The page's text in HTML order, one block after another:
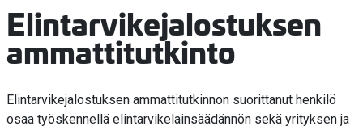
Elintarvikejalostuksen
ammattitutkinto
Elintarvikejalostuksen ammattitutkinnon suorittanut henkilö
osaa työskennellä elintarvikelainsäädännön sekä yrityksen ja